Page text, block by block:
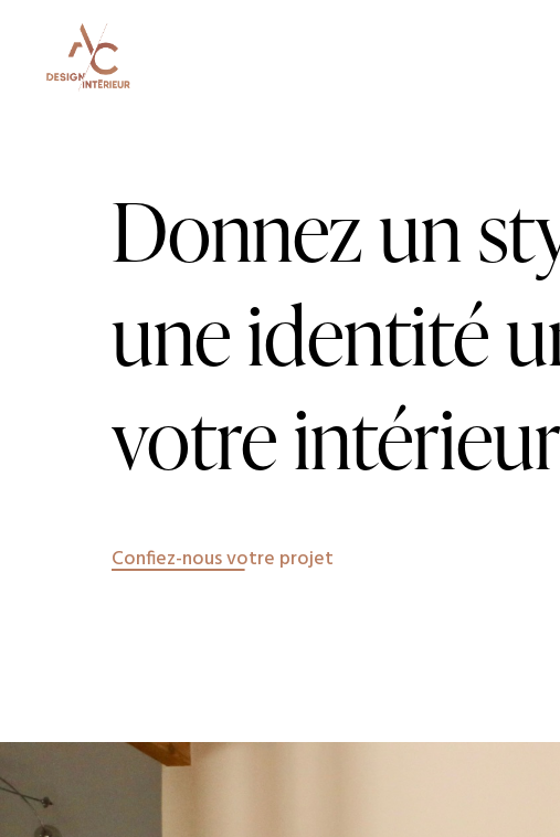
Donnez un
une identité
votre intérieur
Confiez-nous votre projet